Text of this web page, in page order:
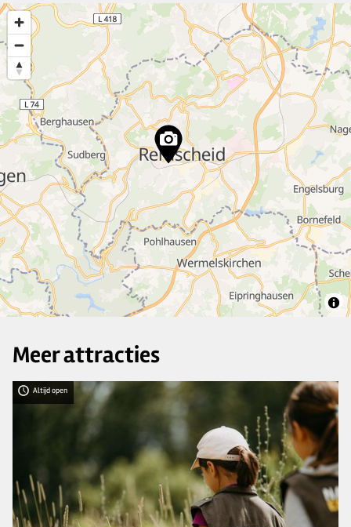
7
19
5
30 10
8 3
2
9
Meer attracties
Altijd open